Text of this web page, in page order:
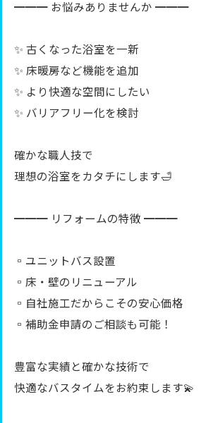
━━━ お悩みありませんか ━━━
✨ 古くなった浴室を一新
✨ 床暖房など機能を追加
✨ より快適な空間にしたい
✨ バリアフリー化を検討
確かな職人技で
理想の浴室をカタチにします🛁
━━━ リフォームの特徴 ━━━
▫️ユニットバス設置
▫️床・壁のリニューアル
▫️自社施工だからこその安心価格
▫️補助金申請のご相談も可能！
豊富な実績と確かな技術で
快適なバスタイムをお約束します💫